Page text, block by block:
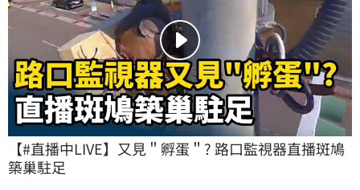
【#直播中LIVE】又見＂孵蛋＂? 路口監視器直播斑鳩
築巢駐足